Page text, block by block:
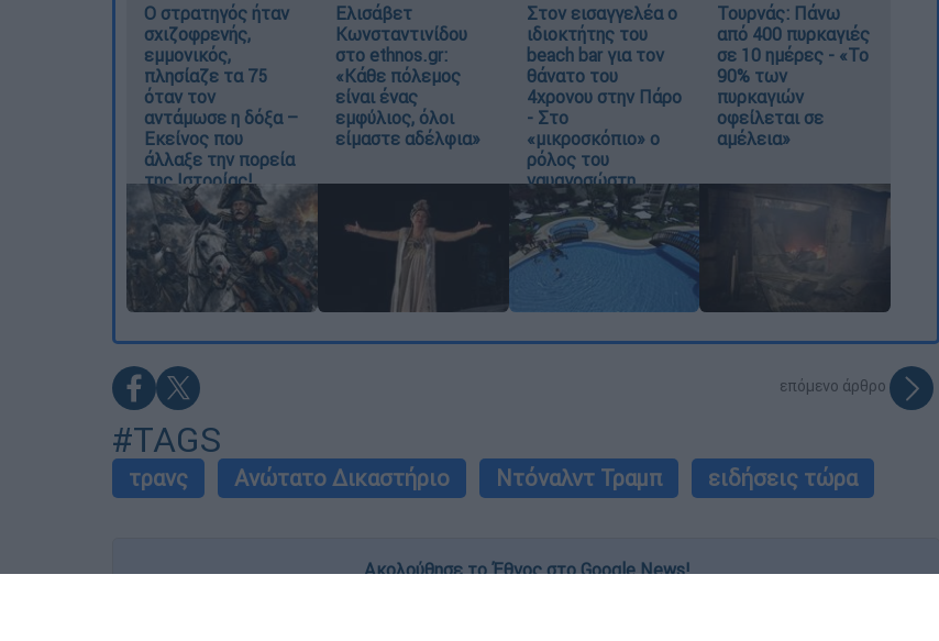
O στρατηγός ήταν
σχιζοφρενής,
εμμονικός,
πλησίαζε τα 75
όταν τον
αντάμωσε η δόξα –
Εκείνος που
άλλαξε την πορεία
της Ιστορίας!
Ελισάβετ
Κωνσταντινίδου
στο ethnos.gr:
«Κάθε πόλεμος
είναι ένας
εμφύλιος, όλοι
είμαστε αδέλφια»
Στον εισαγγελέα ο
ιδιοκτήτης του
beach bar για τον
θάνατο του
4χρονου στην Πάρο
- Στο
«μικροσκόπιο» ο
ρόλος του
ναυαγοσώστη
Τουρνάς: Πάνω
από 400 πυρκαγιές
σε 10 ημέρες - «Το
90% των
πυρκαγιών
οφείλεται σε
αμέλεια»
επόμενο άρθρο
#TAGS
τρανς Ανώτατο Δικαστήριο Ντόναλντ Τραμπ ειδήσεις τώρα
Ακολούθησε το Έθνος στο Google News!